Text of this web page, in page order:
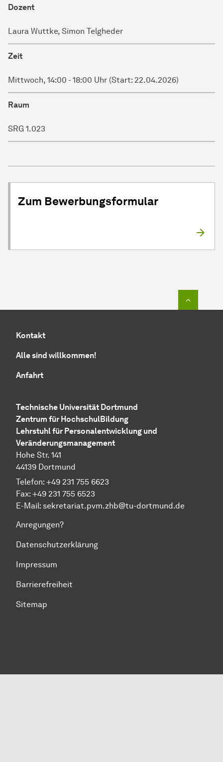
Dozent
Laura Wuttke, Simon Telgheder
Zeit
Mittwoch, 14:00 - 18:00 Uhr (Start: 22.04.2026)
Raum
SRG 1.023
Zum Bewerbungsformular
Kontakt
Alle sind willkommen!
Anfahrt
Technische Uni­ver­si­tät Dort­mund
Zen­trum für Hoch­schul­Bil­dung
Lehrstuhl für Personalentwicklung und
Veränderungsmanagement
Hohe Str. 141
44139 Dort­mund
Telefon: +49 231 755 6623
Fax: +49 231 755 6523
E-Mail: sekretariat.pvm.zhb@tu-dortmund.de
Anregungen?
Datenschutzerklärung
Impressum
Barrierefreiheit
Sitemap